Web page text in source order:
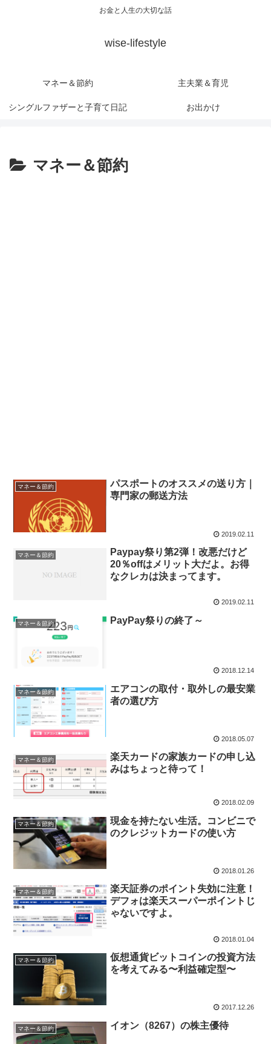
お金と人生の大切な話
wise-lifestyle
マネー＆節約 主夫業＆育児
シングルファザーと子育て日記 お出かけ
マネー＆節約
マネー＆節約
パスポートのオススメの送り方｜
専門家の郵送方法
2019.02.11
マネー＆節約
Paypay祭り第2弾！改悪だけど
20％offはメリット大だよ。お得
なクレカは決まってます。
2019.02.11
マネー＆節約 PayPay祭りの終了～
2018.12.14
マネー＆節約
エアコンの取付・取外しの最安業
者の選び方
2018.05.07
マネー＆節約
楽天カードの家族カードの申し込
みはちょっと待って！
2018.02.09
マネー＆節約
現金を持たない生活。コンビニで
のクレジットカードの使い方
2018.01.26
マネー＆節約
楽天証券のポイント失効に注意！
デフォは楽天スーパーポイントじ
ゃないですよ。
2018.01.04
マネー＆節約
仮想通貨ビットコインの投資方法
を考えてみる〜利益確定型〜
2017.12.26
マネー＆節約 イオン（8267）の株主優待